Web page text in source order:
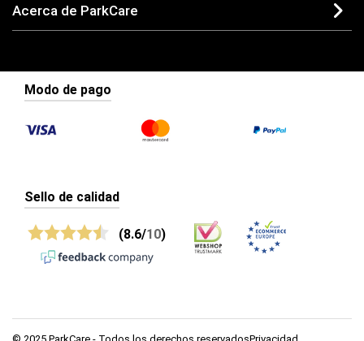
Acerca de ParkCare
Modo de pago
Sello de calidad
(8.6/10)